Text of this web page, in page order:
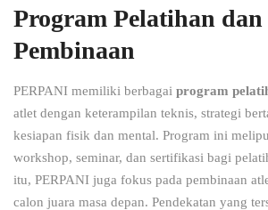
Program Pelatihan dan
Pembinaan
PERPANI memiliki berbagai program
atlet dengan keterampilan teknis, strategi
kesiapan fisik dan mental. Program ini
workshop, seminar, dan sertifikasi bagi
itu, PERPANI juga fokus pada pembinaan
calon juara masa depan. Pendekatan yang